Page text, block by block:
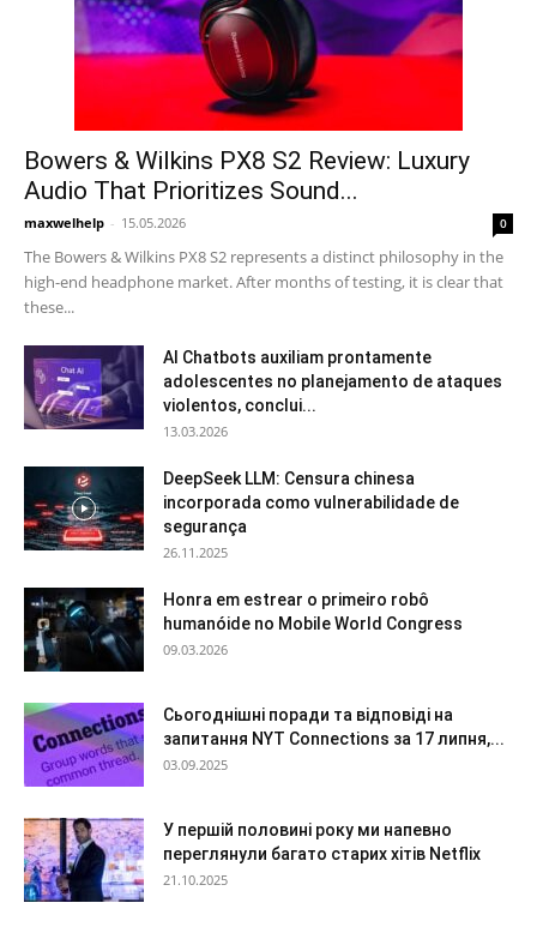
Bowers & Wilkins PX8 S2 Review: Luxury
Audio That Prioritizes Sound...
maxwelhelp - 15.05.2026 0
The Bowers & Wilkins PX8 S2 represents a distinct philosophy in the
high-end headphone market. After months of testing, it is clear that
these...
AI Chatbots auxiliam prontamente
adolescentes no planejamento de ataques
violentos, conclui...
13.03.2026
DeepSeek LLM: Censura chinesa
incorporada como vulnerabilidade de
segurança
26.11.2025
Honra em estrear o primeiro robô
humanóide no Mobile World Congress
09.03.2026
Сьогоднішні поради та відповіді на
запитання NYT Connections за 17 липня,...
03.09.2025
У першій половині року ми напевно
переглянули багато старих хітів Netflix
21.10.2025